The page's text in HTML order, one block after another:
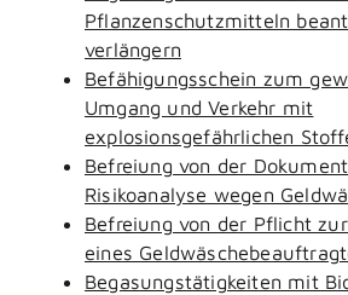
Pflanzenschutzmitteln
verlängern
Befähigungsschein zum
Umgang und Verkehr mit
explosionsgefährlichen
Befreiung von der
Risikoanalyse wegen
Befreiung von der Pflicht
eines
Begasungstätigkeiten mit